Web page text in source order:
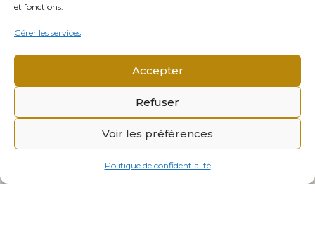
et fonctions.
Gérer les services
Accepter
Refuser
Voir les préférences
Politique de confidentialité
© 2026 Mémorial Alsace-Moselle. Tous droits réservés.
Mentions légales
Politique de confidentialité